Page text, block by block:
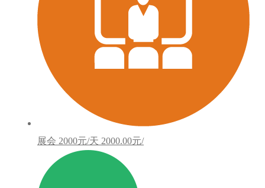
展会 2000元/天 2000.00元/